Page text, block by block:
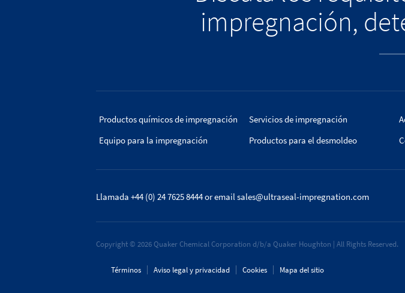
impregnación,
Productos químicos de impregnación
Equipo para la impregnación
Servicios de impregnación
Productos para el desmoldeo
Llamada +44 (0) 24 7625 8444or emailsales@ultraseal-impregnation.com
Copyright © 2026 Quaker Chemical Corporation d/b/a Quaker Houghton | All Rights Reserved.
Términos Aviso legal y privacidad Cookies Mapa del sitio